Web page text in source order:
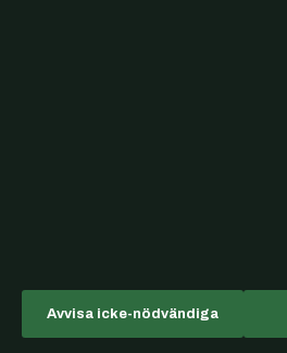
Bakom kulisserna
Branschnyheter
Avvisa icke-nödvändiga